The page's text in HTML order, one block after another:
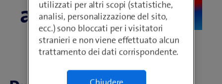
alleggerisce lavita
di tutti i giorni
utilizzati per altri scopi (statistiche,
analisi, personalizzazione del sito,
ecc.) sono bloccati per i visitatori
stranieri e non viene effettuato alcun
trattamento dei dati corrispondente.